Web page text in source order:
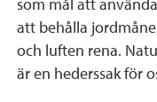
att behålla
och luften rena.
är en hederssak för